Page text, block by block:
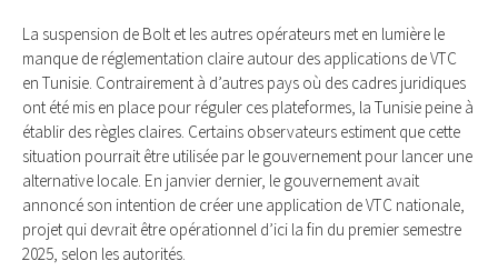
La suspension de Bolt et les autres opérateurs met en lumière le
manque de réglementation claire autour des applications de VTC
en Tunisie. Contrairement à d’autres pays où des cadres juridiques
ont été mis en place pour réguler ces plateformes, la Tunisie peine à
établir des règles claires. Certains observateurs estiment que cette
situation pourrait être utilisée par le gouvernement pour lancer une
alternative locale. En janvier dernier, le gouvernement avait
annoncé son intention de créer une application de VTC nationale,
projet qui devrait être opérationnel d’ici la fin du premier semestre
2025, selon les autorités.